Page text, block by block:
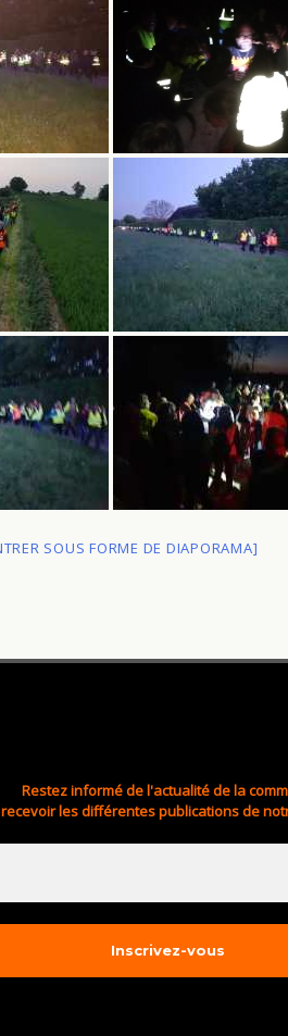
SOUS FORME DE DIAPORAMA]
Restez informé de l'actualité de la
les différentes publications de